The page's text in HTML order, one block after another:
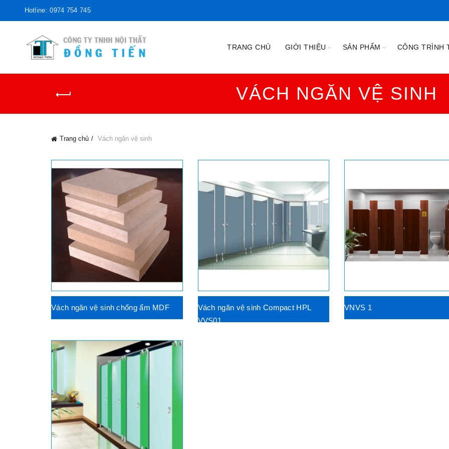
Hotline: 0974 754 745
TRANG CHỦ GIỚI THIỆU SẢN PHẨM CÔNG TRÌNH
VÁCH NGĂN VỆ SINH
Trang chủ Vách ngăn vệ sinh
Vách ngăn vệ sinh chống ẩm MDF
Vách ngăn vệ sinh Compact HPL
VVS01
VNVS 1